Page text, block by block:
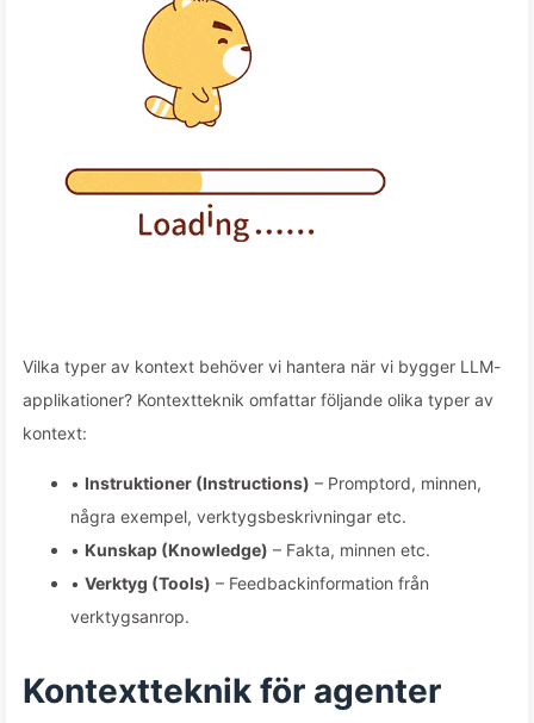
Vilka typer av kontext behöver vi hantera när vi bygger LLM-
applikationer? Kontextteknik omfattar följande olika typer av
kontext:
• Instruktioner (Instructions) – Promptord, minnen,
några exempel, verktygsbeskrivningar etc.
• Kunskap (Knowledge) – Fakta, minnen etc.
• Verktyg (Tools) – Feedbackinformation från
verktygsanrop.
Kontextteknik för agenter